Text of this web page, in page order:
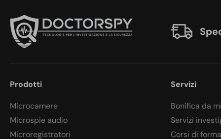
Prodotti
Microcamere
Microspie audio
Microregistratori
Servizi
Bonifica da
Servizi
Corsi di